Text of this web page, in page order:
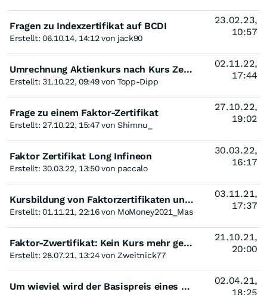
Fragen zu Indexzertifikat auf BCDI
Erstellt: 06.10.14, 14:12 von jack90
23.02.23,
10:57
Umrechnung Aktienkurs nach Kurs Zertifikat
Erstellt: 31.10.22, 09:49 von Topp-Dipp
02.11.22,
17:44
Frage zu einem Faktor-Zertifikat
Erstellt: 27.10.22, 15:47 von Shimnu_
27.10.22,
19:02
Faktor Zertifikat Long Infineon
Erstellt: 30.03.22, 13:50 von paccalo
30.03.22,
16:17
Kursbildung von Faktorzertifikaten und handelbarkeit
Erstellt: 01.11.21, 22:16 von MoMoney2021_Mas
03.11.21,
17:37
Faktor-Zwertifikat: Kein Kurs mehr gestellt?!
Erstellt: 28.07.21, 13:24 von Zweitnick77
21.10.21,
20:00
Um wieviel wird der Basispreis eines Zertifikates pro Tag angepasst?
02.04.21,
18:25